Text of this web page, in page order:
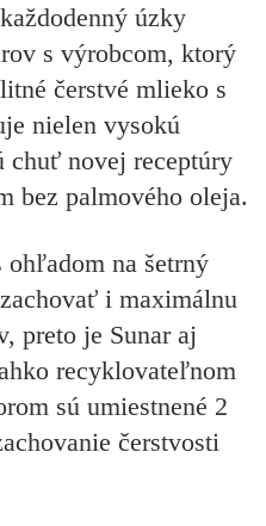
úzky
s výrobcom, ktorý
čerstvé mlieko s
nielen vysokú
chuť novej receptúry
bez palmového oleja.
na šetrný
i maximálnu
preto je Sunar aj
recyklovateľnom
sú umiestnené 2
čerstvosti